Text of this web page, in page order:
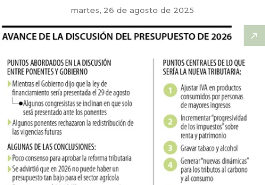
martes, 26 de agosto de 2025